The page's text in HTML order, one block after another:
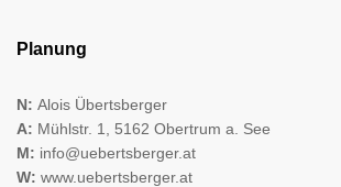
Planung
N: Alois Übertsberger
A: Mühlstr. 1, 5162 Obertrum a. See
M: info@uebertsberger.at
W: www.uebertsberger.at